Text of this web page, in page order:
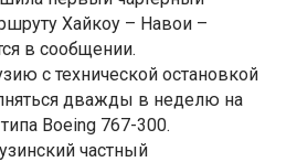
Хайкоу – Навои –
в сообщении.
с технической остановкой
дважды в неделю на
Boeing 767-300.
частный